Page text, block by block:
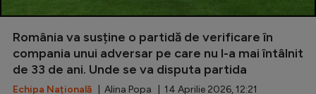
România va susține o partidă de verificare în
compania unui adversar pe care nu l-a mai întâlnit
de 33 de ani. Unde se va disputa partida
Echipa Națională | Alina Popa | 14 Aprilie 2026, 12:21